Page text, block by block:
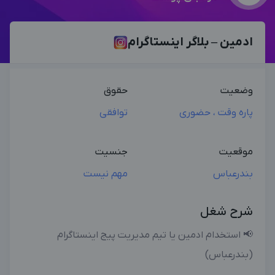
ادمین – بلاگر اینستاگرام
وضعیت
پاره وقت ، حضوری
حقوق
توافقی
موقعیت
بندرعباس
جنسیت
مهم نیست
شرح شغل
📢 استخدام ادمین یا تیم مدیریت پیج اینستاگرام
(بندرعباس)